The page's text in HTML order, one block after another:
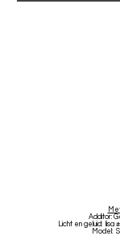
Additor:
Licht en geluid: lisa
Model: